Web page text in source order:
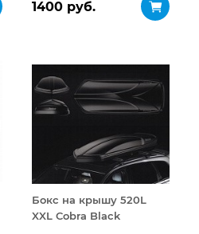
1400 руб.
Бокс на крышу 520L
XXL Cobra Black